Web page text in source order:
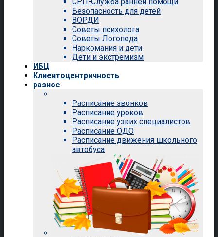
Безопасность для детей
ВОРДИ
Советы психолога
Советы Логопеда
Наркомания и дети
Дети и экстремизм
ИБЦ
Клиентоцентричность
разное
Расписание звонков
Расписание уроков
Расписание узких специалистов
Расписание ОДО
Расписание движения школьного
автобуса